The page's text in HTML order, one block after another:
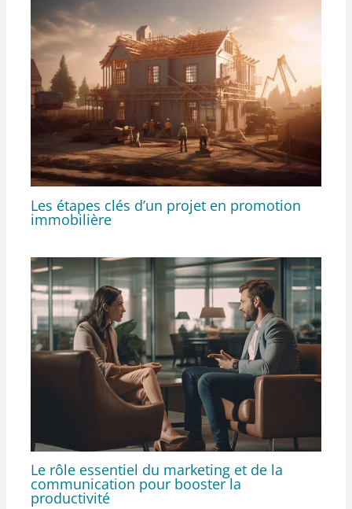
Les étapes clés d’un projet en promotion
immobilière
Le rôle essentiel du marketing et de la
communication pour booster la
productivité